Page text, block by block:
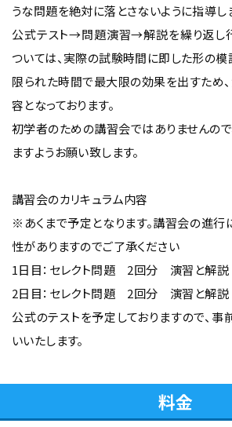
うな問題を絶対に落とさないように指導し
公式テスト→問題演習→解説を繰り返し
ついては、実際の試験時間に即した形の模
限られた時間で最大限の効果を出すため
容となっております。
初学者のための講習会ではありませんので
ますようお願い致します。
講習会のカリキュラム内容
※あくまで予定となります。講習会の進行
性がありますのでご了承ください
1日目：セレクト問題 2回分 演習と解説
2日目：セレクト問題 2回分 演習と解説
公式のテストを予定しておりますので、
いいたします。
料金